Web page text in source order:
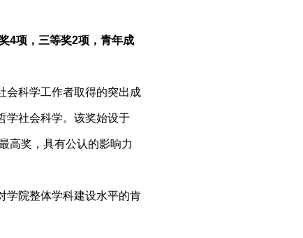
4项，三等奖2项，青年成
会科学工作者取得的突出成
学社会科学。该奖始设于
高奖，具有公认的影响力
学院整体学科建设水平的肯